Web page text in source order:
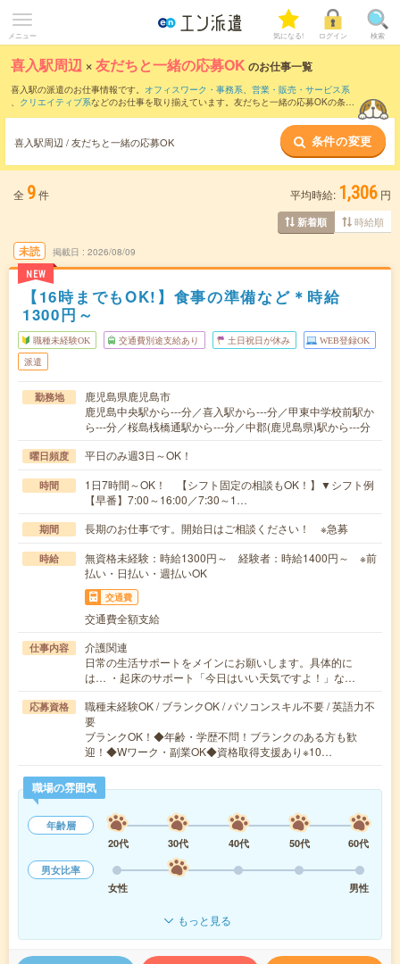
メニュー 気になる! ログイン 検索
喜入駅周辺 ×友だちと一緒の応募OK のお仕事一覧
喜入駅の派遣のお仕事情報です。 オフィスワーク・事務系、 営業・販売・サービス系
、 クリエイティブ系などのお仕事を取り揃えています。友だちと一緒の応募OKの条件
喜入駅周辺 / 友だちと一緒の応募OK 条件の変更
全 9件 平均時給: 1,306 円
新着順 時給順
未読
NEW
掲載日 2026/08/09
【16時までもOK!】食事の準備など＊時給
1300円～
職種未経験OK 交通費別途支給あり 土日祝日が休み WEB登録OK
派遣
勤務地
鹿児島県鹿児島市
鹿児島中央駅から---分／喜入駅から---分／甲東中学校前駅か
ら---分／桜島桟橋通駅から---分／中郡(鹿児島県)駅から---分
曜日頻度 平日のみ週3日～OK！
時間
1日7時間～OK！ 【シフト固定の相談もOK！】▼シフト例
【早番】7:00～16:00／7:30～1…
期間 長期のお仕事です。開始日はご相談ください！ ※急募
時給
無資格未経験：時給1300円～ 経験者：時給1400円～ ※前
払い・日払い・週払いOK
交通費
交通費全額支給
仕事内容
介護関連
日常の生活サポートをメインにお願いします。具体的に
は… ・起床のサポート「今日はいい天気ですよ！」な…
応募資格
職種未経験OK / ブランクOK / パソコンスキル不要 / 英語力不
要
ブランクOK！◆年齢・学歴不問！ブランクのある方も歓
迎！◆Wワーク・副業OK◆資格取得支援あり※10…
職場の雰囲気
年齢層
20代
30代 40代 50代
60代
男女比率
女性
男性
もっと見る